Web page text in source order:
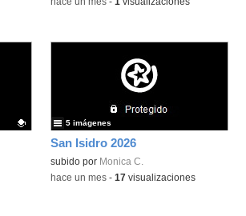
San Isidro 2026
subido por Monica C.
5 imágenes
-hace un mes- 17visualizaciones